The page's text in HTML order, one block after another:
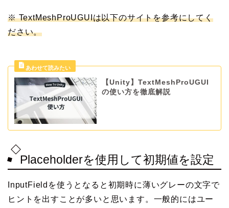
※ TextMeshProUGUIは以下のサイトを参考にしてく
ださい。
【Unity】TextMeshProUGUI
の使い方を徹底解説
Placeholderを使用して初期値を設定
InputFieldを使うとなると初期時に薄いグレーの文字で
ヒントを出すことが多いと思います。一般的にはユー